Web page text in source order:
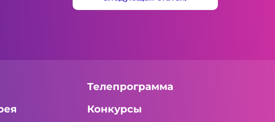
Телепрограмма
Конкурсы